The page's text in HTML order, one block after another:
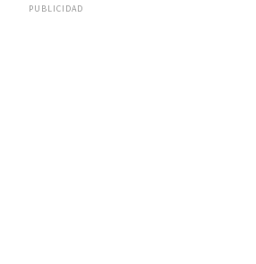
PUBLICIDAD